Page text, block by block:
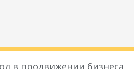
в продвижении бизнеса